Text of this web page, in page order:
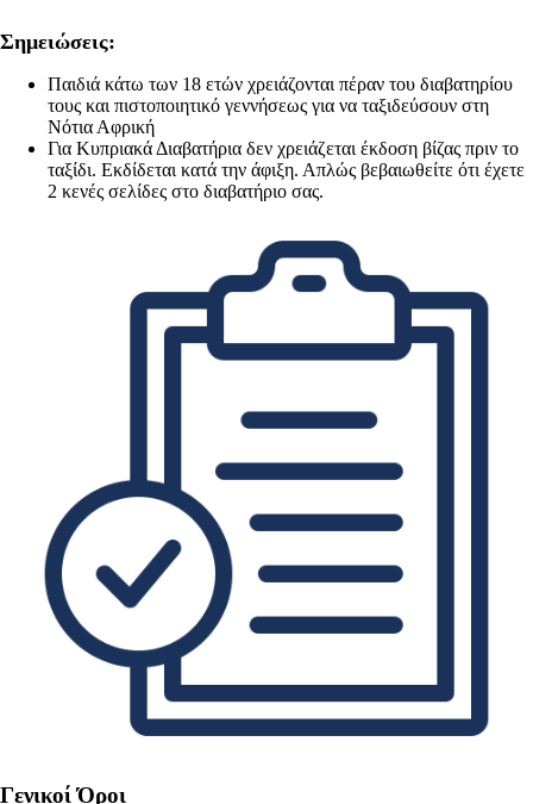
Σημειώσεις:
Παιδιά κάτω των 18 ετών χρειάζονται πέραν του διαβατηρίου
τους και πιστοποιητικό γεννήσεως για να ταξιδεύσουν στη
Νότια Αφρική
Για Κυπριακά Διαβατήρια δεν χρειάζεται έκδοση βίζας πριν το
ταξίδι. Εκδίδεται κατά την άφιξη. Απλώς βεβαιωθείτε ότι έχετε
2 κενές σελίδες στο διαβατήριο σας.
Γενικοί Όροι